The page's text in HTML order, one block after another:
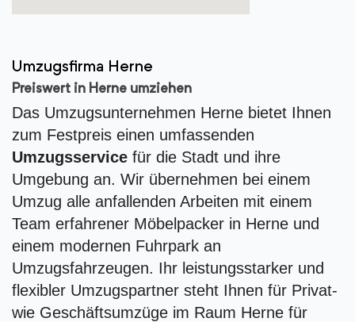
Umzugsfirma Herne
Preiswert in Herne umziehen
Das Umzugsunternehmen Herne bietet Ihnen
zum Festpreis einen umfassenden
Umzugsservice für die Stadt und ihre
Umgebung an. Wir übernehmen bei einem
Umzug alle anfallenden Arbeiten mit einem
Team erfahrener Möbelpacker in Herne und
einem modernen Fuhrpark an
Umzugsfahrzeugen. Ihr leistungsstarker und
flexibler Umzugspartner steht Ihnen für Privat-
wie Geschäftsumzüge im Raum Herne für